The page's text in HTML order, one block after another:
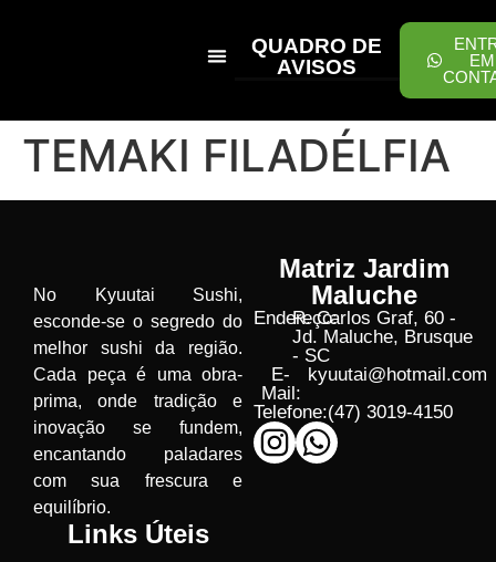
QUADRO DE
AVISOS
EM
TEMAKI FILADÉLFIA
No Kyuutai Sushi,
esconde-se o segredo do
melhor sushi da região.
Cada peça é uma obra-
prima, onde tradição e
inovação se fundem,
encantando paladares
com sua frescura e
equilíbrio.
Links Úteis
Matriz Jardim
Maluche
Endereço:
R. Carlos Graf, 60 -
Jd. Maluche, Brusque
- SC
E-
Mail:
kyuutai@hotmail.com
Telefone:(47) 3019-4150